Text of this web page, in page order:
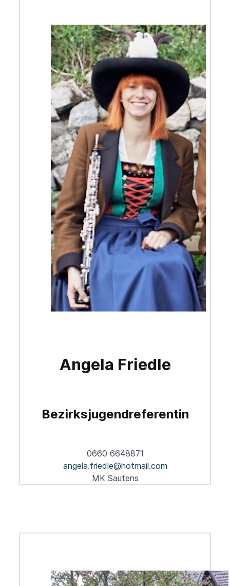
Angela Friedle
Bezirksjugendreferentin
0660 6648871
angela.friedle@hotmail.com
MK Sautens